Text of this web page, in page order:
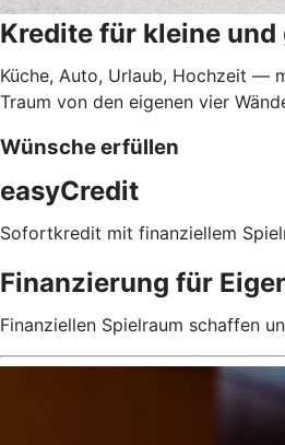
Kredite für kleine und
Küche, Auto, Urlaub, Hochzeit —
Traum von den eigenen vier
Wünsche erfüllen
easyCredit
Sofortkredit mit finanziellem
Finanzierung für
Finanziellen Spielraum schaffen